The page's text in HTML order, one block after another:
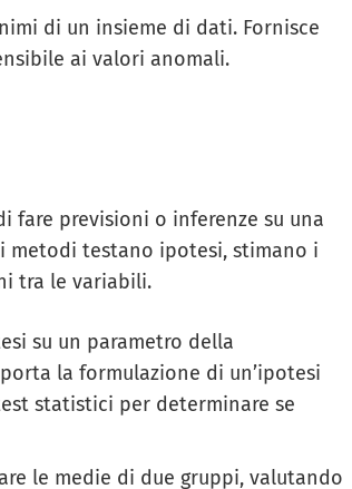
di un insieme di dati. Fornisce
ai valori anomali.
previsioni o inferenze su una
metodi testano ipotesi, stimano i
tra le variabili.
su un parametro della
la formulazione di un’ipotesi
statistici per determinare se
le medie di due gruppi, valutando